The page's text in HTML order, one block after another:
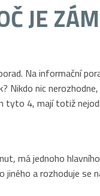
JE
Na informační
Nikdo nic
4, mají totiž
má jednoho
a rozhoduje se